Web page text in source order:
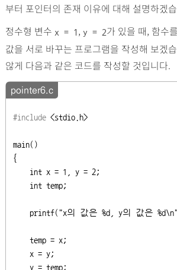
부터 포인터의 존재 이유에 대해 설명하겠
정수형 변수 x = 1 , y = 2가 있을 때, 함수
값을 서로 바꾸는 프로그램을 작성해 보겠
않게 다음과 같은 코드를 작성할 것입니다.
pointer6.c
#include <stdio.h>
main()
{
int x = 1, y = 2;
int temp;
    printf(
"x의 값은 %d, y의 값은 %d\n"
    temp = x;
    x = y;
    y = temp;